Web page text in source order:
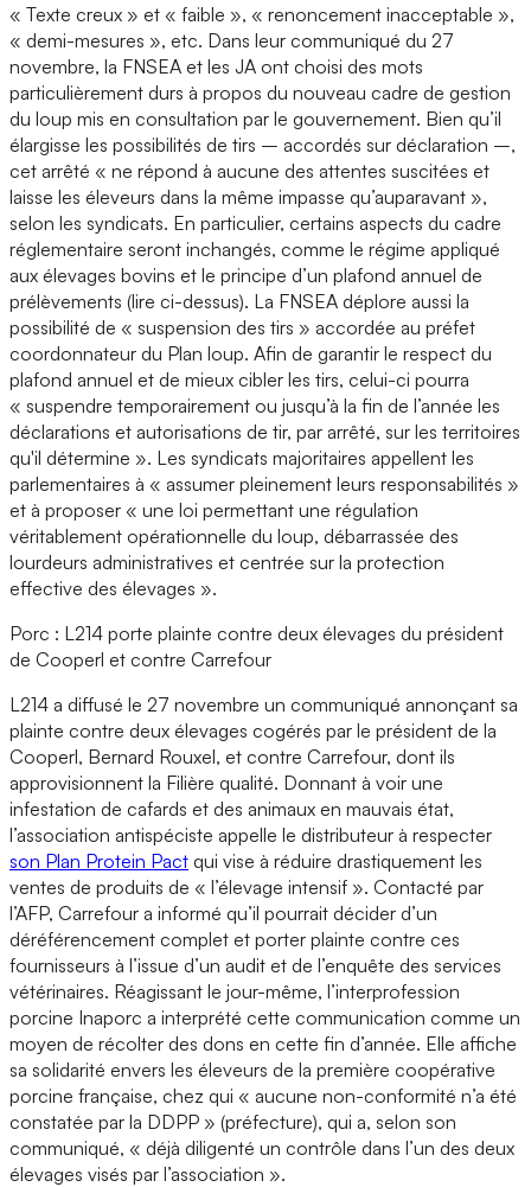
« Texte creux » et « faible », « renoncement inacceptable »,
« demi-mesures », etc. Dans leur communiqué du 27
novembre, la FNSEA et les JA ont choisi des mots
particulièrement durs à propos du nouveau cadre de gestion
du loup mis en consultation par le gouvernement. Bien qu’il
élargisse les possibilités de tirs – accordés sur déclaration –,
cet arrêté « ne répond à aucune des attentes suscitées et
laisse les éleveurs dans la même impasse qu’auparavant »,
selon les syndicats. En particulier, certains aspects du cadre
réglementaire seront inchangés, comme le régime appliqué
aux élevages bovins et le principe d’un plafond annuel de
prélèvements (lire ci-dessus). La FNSEA déplore aussi la
possibilité de « suspension des tirs » accordée au préfet
coordonnateur du Plan loup. Afin de garantir le respect du
plafond annuel et de mieux cibler les tirs, celui-ci pourra
« suspendre temporairement ou jusqu’à la fin de l’année les
déclarations et autorisations de tir, par arrêté, sur les territoires
qu'il détermine ». Les syndicats majoritaires appellent les
parlementaires à « assumer pleinement leurs responsabilités »
et à proposer « une loi permettant une régulation
véritablement opérationnelle du loup, débarrassée des
lourdeurs administratives et centrée sur la protection
effective des élevages ».
Porc : L214 porte plainte contre deux élevages du président
de Cooperl et contre Carrefour
L214 a diffusé le 27 novembre un communiqué annonçant sa
plainte contre deux élevages cogérés par le président de la
Cooperl, Bernard Rouxel, et contre Carrefour, dont ils
approvisionnent la Filière qualité. Donnant à voir une
infestation de cafards et des animaux en mauvais état,
l’association antispéciste appelle le distributeur à respecter
son Plan Protein Pact qui vise à réduire drastiquement les
ventes de produits de « l’élevage intensif ». Contacté par
l’AFP, Carrefour a informé qu’il pourrait décider d’un
déréférencement complet et porter plainte contre ces
fournisseurs à l’issue d’un audit et de l’enquête des services
vétérinaires. Réagissant le jour-même, l’interprofession
porcine Inaporc a interprété cette communication comme un
moyen de récolter des dons en cette fin d’année. Elle affiche
sa solidarité envers les éleveurs de la première coopérative
porcine française, chez qui « aucune non-conformité n’a été
constatée par la DDPP » (préfecture), qui a, selon son
communiqué, « déjà diligenté un contrôle dans l’un des deux
élevages visés par l’association ».